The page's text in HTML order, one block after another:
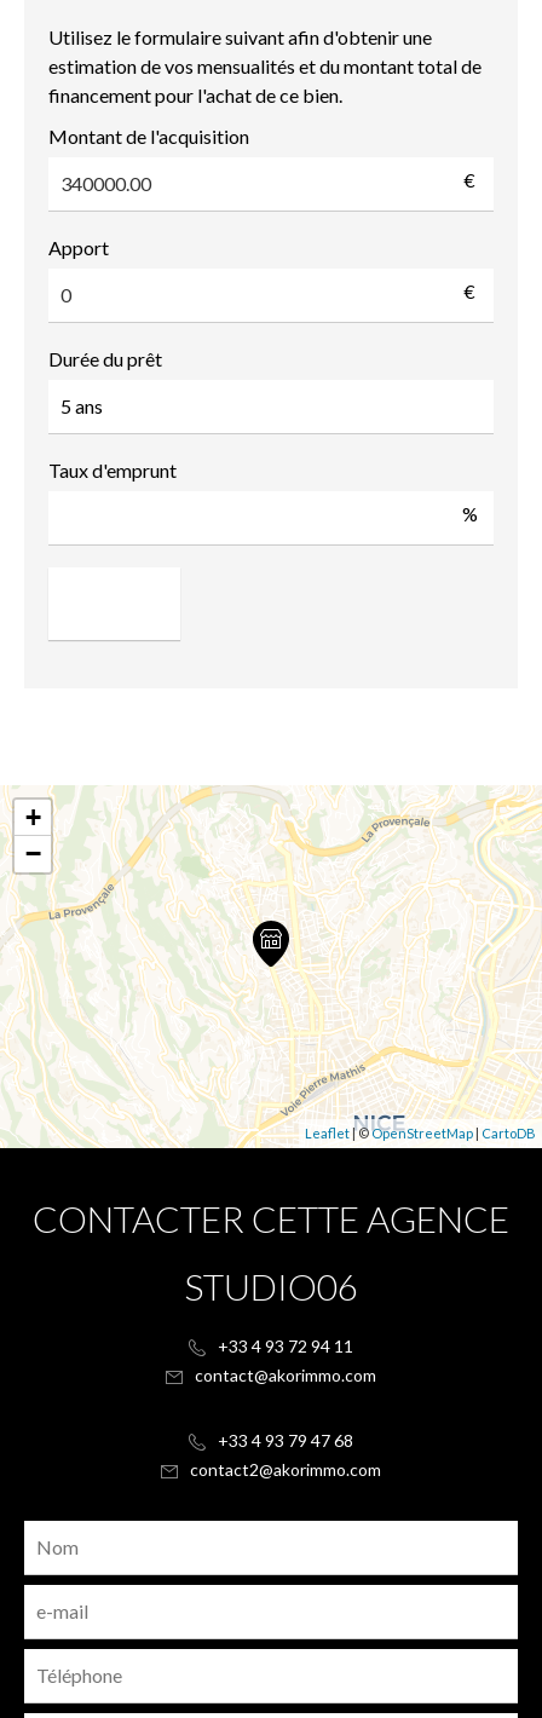
Utilisez le formulaire suivant afin d'obtenir une
estimation de vos mensualités et du montant total de
financement pour l'achat de ce bien.
Montant de l'acquisition
€
Apport
€
Durée du prêt
Taux d'emprunt
%
+
−
Leaflet| ©OpenStreetMap| CartoDB
CONTACTER CETTE AGENCE
STUDIO06
+33 4 93 72 94 11
contact@akorimmo.com
+33 4 93 79 47 68
contact2@akorimmo.com